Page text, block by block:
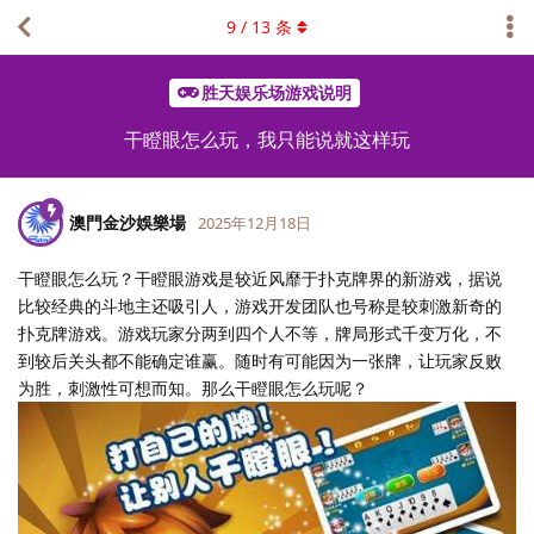
胜天娱乐场游戏说明
干瞪眼怎么玩，我只能说就这样玩
9 / 13 条
澳門金沙娛樂場 2025年12月18日
干瞪眼怎么玩？干瞪眼游戏是较近风靡于扑克牌界的新游戏，据说
比较经典的斗地主还吸引人，游戏开发团队也号称是较刺激新奇的
扑克牌游戏。游戏玩家分两到四个人不等，牌局形式千变万化，不
到较后关头都不能确定谁赢。随时有可能因为一张牌，让玩家反败
为胜，刺激性可想而知。那么干瞪眼怎么玩呢？